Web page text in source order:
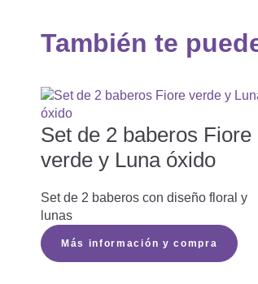
También te
Set de 2 baberos Fiore
verde y Luna óxido
Set de 2 baberos con diseño floral y
lunas
Más información y compra